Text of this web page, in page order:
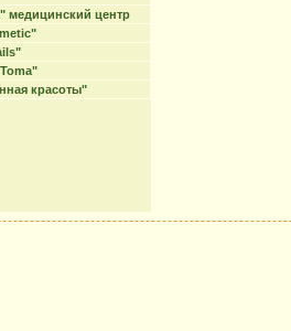
медицинский центр
красоты"